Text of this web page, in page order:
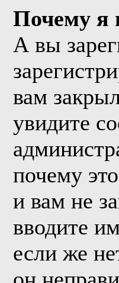
Почему я
А вы
вам
увидите
почему
и вам не
вводите
если же